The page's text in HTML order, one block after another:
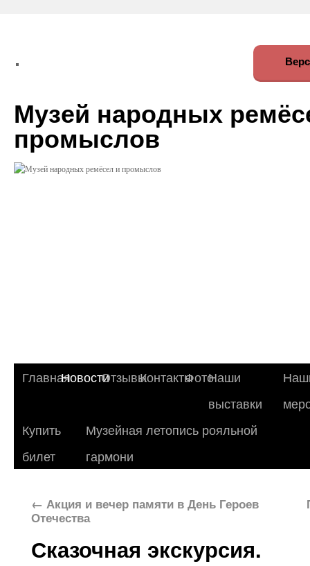
Музей народных
промыслов
ГлавнаяНовостиОтзывыКонтактыФотоНаши
выставки
Купить
билет
Музейная летопись рояльной
гармони
← Акция и вечер памяти в День Героев
Отечества
Сказочная экскурсия.